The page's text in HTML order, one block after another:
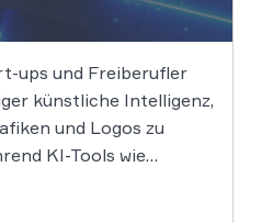
ups und Freiberufler
künstliche Intelligenz,
und Logos zu
KI-Tools wie